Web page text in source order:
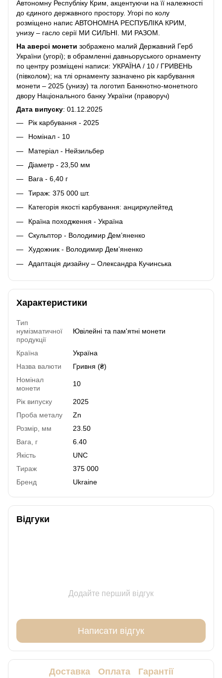
Автономну Республіку Крим, акцентуючи на її належності
до єдиного державного простору. Угорі по колу
розміщено напис АВТОНОМНА РЕСПУБЛІКА КРИМ,
унизу – гасло серії МИ СИЛЬНІ. МИ РАЗОМ.
На аверсі монети зображено малий Державний Герб
України (угорі); в обрамленні давньоруського орнаменту
по центру розміщені написи: УКРАЇНА / 10 / ГРИВЕНЬ
(півколом); на тлі орнаменту зазначено рік карбування
монети – 2025 (унизу) та логотип Банкнотно-монетного
двору Національного банку України (праворуч)
Дата випуску: 01.12.2025
Рік карбування - 2025
Номінал - 10
Матеріал - Нейзильбер
Діаметр - 23,50 мм
Вага - 6,40 г
Тираж: 375 000 шт.
Категорія якості карбування: анциркулейтед
Країна походження - Україна
Скульптор - Володимир Дем’яненко
Художник - Володимир Дем’яненко
Адаптація дизайну – Олександра Кучинська
Характеристики
Тип
нумізматичної
продукції
Ювілейні та пам'ятні монети
Країна
Україна
Назва валюти
Гривня (₴)
Номінал
монети
10
Рік випуску
2025
Проба металу
Zn
Розмір, мм
23.50
Вага, г
6.40
Якість
UNC
Тираж
375 000
Бренд
Ukraine
Відгуки
Додайте перший відгук
Написати відгук
Доставка Оплата Гарантії